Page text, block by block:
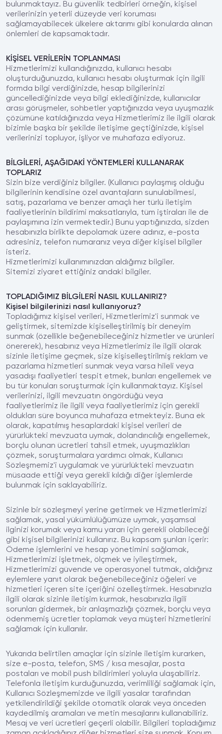
bulunmaktayız. Bu güvenlik tedbirleri örneğin, kişisel
verilerinizin yeterli düzeyde veri koruması
sağlamayabilecek ülkelere aktarımı gibi konularda alınan
önlemleri de kapsamaktadır.
KİŞİSEL VERİLERİN TOPLANMASI
Hizmetlerimizi kullandığınızda, kullanıcı hesabı
oluşturduğunuzda, kullanıcı hesabı oluşturmak için ilgili
formda bilgi verdiğinizde, hesap bilgilerinizi
güncellediğinizde veya bilgi eklediğinizde, kullanıcılar
arası görüşmeler, sohbetler yaptığınızda veya uyuşmazlık
çözümüne katıldığınızda veya Hizmetlerimiz ile ilgili olarak
bizimle başka bir şekilde iletişime geçtiğinizde, kişisel
verilerinizi topluyor, işliyor ve muhafaza ediyoruz.
BİLGİLERİ, AŞAĞIDAKİ YÖNTEMLERİ KULLANARAK
TOPLARIZ
Sizin bize verdiğiniz bilgiler. (Kullanıcı paylaşmış olduğu
bilgilerinin kendisine özel avantajların sunulabilmesi,
satış, pazarlama ve benzer amaçlı her türlü iletişim
faaliyetlerinin bildirimi maksatlarıyla, tüm iştiraları ile de
paylaşımına izin vermektedir.) Bunu yaptığınızda, sizden
hesabınızla birlikte depolamak üzere adınız, e-posta
adresiniz, telefon numaranız veya diğer kişisel bilgiler
isteriz.
Hizmetlerimizi kullanımınızdan aldığımız bilgiler.
Sitemizi ziyaret ettiğiniz andaki bilgiler.
TOPLADIĞIMIZ BİLGİLERİ NASIL KULLANIRIZ?
Kişisel bilgilerinizi nasıl kullanıyoruz?
Topladığımız kişisel verileri, Hizmetlerimiz'i sunmak ve
geliştirmek, sitemizde kişiselleştirilmiş bir deneyim
sunmak (özellikle beğenebileceğiniz hizmetler ve ürünleri
önererek), hesabınız veya Hizmetlerimiz ile ilgili olarak
sizinle iletişime geçmek, size kişiselleştirilmiş reklam ve
pazarlama hizmetleri sunmak veya varsa hileli veya
yasadışı faaliyetleri tespit etmek, bunları engellemek ve
bu tür konuları soruşturmak için kullanmaktayız. Kişisel
verilerinizi, ilgili mevzuatın öngördüğü veya
faaliyetlerimiz ile ilgili veya faaliyetlerimiz için gerekli
oldukları süre boyunca muhafaza etmekteyiz. Buna ek
olarak, kapatılmış hesaplardaki kişisel verileri de
yürürlükteki mevzuata uymak, dolandırıcılığı engellemek,
borçlu olunan ücretleri tahsil etmek, uyuşmazlıkları
çözmek, soruşturmalara yardımcı olmak, Kullanıcı
Sözleşmemiz'i uygulamak ve yürürlükteki mevzuatın
müsaade ettiği veya gerekli kıldığı diğer işlemlerde
bulunmak için saklayabiliriz.
Sizinle bir sözleşmeyi yerine getirmek ve Hizmetlerimizi
sağlamak, yasal yükümlülüğümüze uymak, yaşamsal
ilginizi korumak veya kamu yararı için gerekli olabileceği
gibi kişisel bilgilerinizi kullanırız. Bu kapsam şunları içerir:
Ödeme işlemlerini ve hesap yönetimini sağlamak,
Hizmetlerimizi işletmek, ölçmek ve iyileştirmek,
Hizmetlerimizi güvende ve operasyonel tutmak, aldığınız
eylemlere yanıt olarak beğenebileceğiniz öğeleri ve
hizmetleri içeren site içeriğini özelleştirmek. Hesabınızla
ilgili olarak sizinle iletişim kurmak, hesabınızla ilgili
sorunları gidermek, bir anlaşmazlığı çözmek, borçlu veya
ödenmemiş ücretler toplamak veya müşteri hizmetlerini
sağlamak için kullanılır.
Yukarıda belirtilen amaçlar için sizinle iletişim kurarken,
size e-posta, telefon, SMS / kısa mesajlar, posta
postaları ve mobil push bildirimleri yoluyla ulaşabiliriz.
Telefonla iletişim kurduğunuzda, verimliliği sağlamak için,
Kullanıcı Sözleşmemizde ve ilgili yasalar tarafından
yetkilendirildiği şekilde otomatik olarak veya önceden
kaydedilmiş aramaları ve metin mesajlarını kullanabiliriz.
Mesaj ve veri ücretleri geçerli olabilir. Bilgileri topladığımız